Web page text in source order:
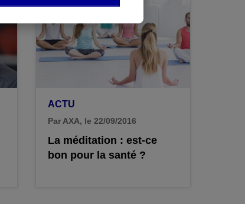
ACTU
Par AXA, le 22/09/2016
La méditation : est-ce
bon pour la santé ?